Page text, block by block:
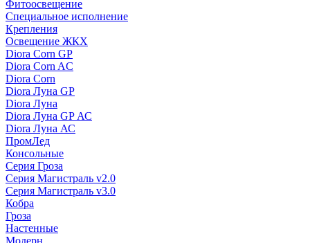
Фитоосвещение
Специальное исполнение
Крепления
Освещение ЖКХ
Diora Corn GP
Diora Corn AC
Diora Corn
Diora Луна GP
Diora Луна
Diora Луна GP АС
Diora Луна АС
ПромЛед
Консольные
Серия Гроза
Серия Магистраль v2.0
Серия Магистраль v3.0
Кобра
Гроза
Настенные
Модерн